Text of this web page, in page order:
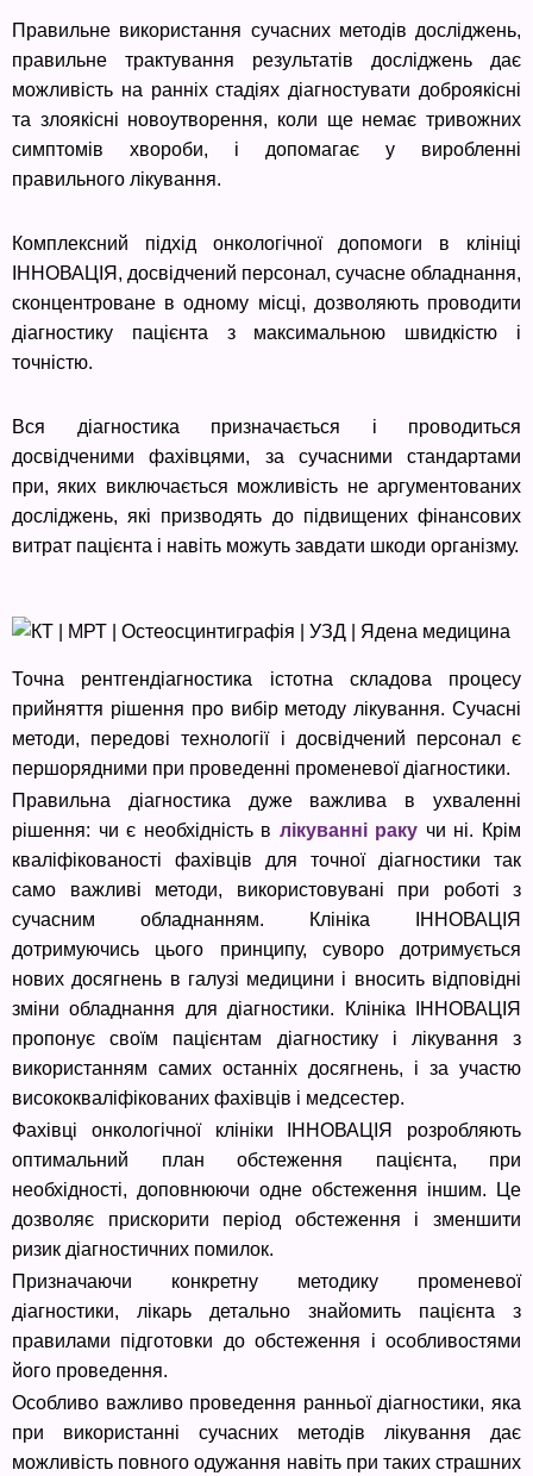
Правильне використання сучасних методів досліджень,
правильне трактування результатів досліджень дає
можливість на ранніх стадіях діагностувати доброякісні
та злоякісні новоутворення, коли ще немає тривожних
симптомів хвороби, і допомагає у виробленні
правильного лікування.
Комплексний підхід онкологічної допомоги в клініці
ІННОВАЦІЯ, досвідчений персонал, сучасне обладнання,
сконцентроване в одному місці, дозволяють проводити
діагностику пацієнта з максимальною швидкістю і
точністю.
Вся діагностика призначається і проводиться
досвідченими фахівцями, за сучасними стандартами
при, яких виключається можливість не аргументованих
досліджень, які призводять до підвищених фінансових
витрат пацієнта і навіть можуть завдати шкоди організму.
Точна рентгендіагностика істотна складова процесу
прийняття рішення про вибір методу лікування. Сучасні
методи, передові технології і досвідчений персонал є
першорядними при проведенні променевої діагностики.
Правильна діагностика дуже важлива в ухваленні
рішення: чи є необхідність в лікуванні раку чи ні. Крім
кваліфікованості фахівців для точної діагностики так
само важливі методи, використовувані при роботі з
сучасним обладнанням. Клініка ІННОВАЦІЯ
дотримуючись цього принципу, суворо дотримується
нових досягнень в галузі медицини і вносить відповідні
зміни обладнання для діагностики. Клініка ІННОВАЦІЯ
пропонує своїм пацієнтам діагностику і лікування з
використанням самих останніх досягнень, і за участю
висококваліфікованих фахівців і медсестер.
Фахівці онкологічної клініки ІННОВАЦІЯ розробляють
оптимальний план обстеження пацієнта, при
необхідності, доповнюючи одне обстеження іншим. Це
дозволяє прискорити період обстеження і зменшити
ризик діагностичних помилок.
Призначаючи конкретну методику променевої
діагностики, лікарь детально знайомить пацієнта з
правилами підготовки до обстеження і особливостями
його проведення.
Особливо важливо проведення ранньої діагностики, яка
при використанні сучасних методів лікування дає
можливість повного одужання навіть при таких страшних